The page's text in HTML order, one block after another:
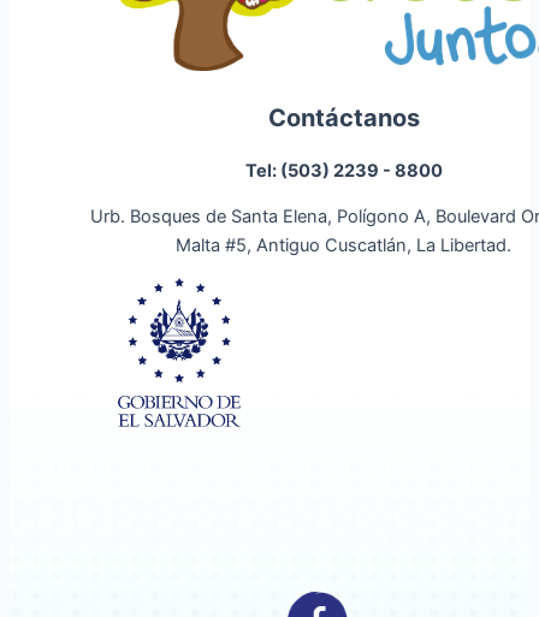
Contáctanos
Tel: (503) 2239 - 8800
Urb. Bosques de Santa Elena, Polígono A, Boulevard
Malta #5, Antiguo Cuscatlán, La Libertad.